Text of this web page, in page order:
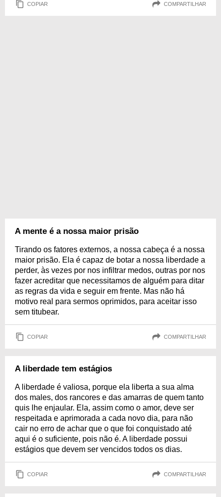
COPIAR COMPARTILHAR
A mente é a nossa maior prisão
Tirando os fatores externos, a nossa cabeça é a nossa
maior prisão. Ela é capaz de botar a nossa liberdade a
perder, às vezes por nos infiltrar medos, outras por nos
fazer acreditar que necessitamos de alguém para ditar
as regras da vida e seguir em frente. Mas não há
motivo real para sermos oprimidos, para aceitar isso
sem titubear.
COPIAR COMPARTILHAR
A liberdade tem estágios
A liberdade é valiosa, porque ela liberta a sua alma
dos males, dos rancores e das amarras de quem tanto
quis lhe enjaular. Ela, assim como o amor, deve ser
respeitada e aprimorada a cada novo dia, para não
cair no erro de achar que o que foi conquistado até
aqui é o suficiente, pois não é. A liberdade possui
estágios que devem ser vencidos todos os dias.
COPIAR COMPARTILHAR